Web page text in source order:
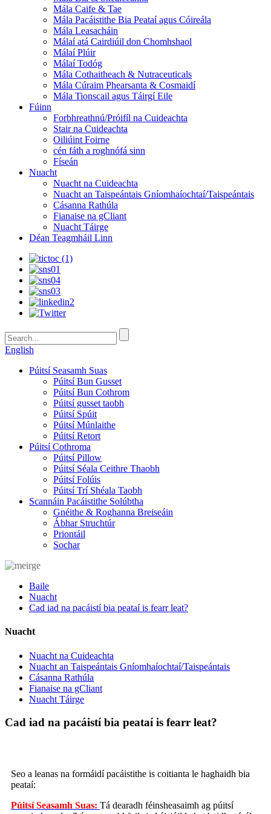
Mála Caife & Tae
Mála Pacáistithe Bia Peataí agus Cóireála
Mála Leasacháin
Málaí atá Cairdiúil don Chomhshaol
Málaí Plúir
Málaí Todóg
Mála Cothaitheach & Nutraceuticals
Mála Cúraim Phearsanta & Cosmaidí
Mála Tionscail agus Táirgí Eile
Fúinn
Forbhreathnú/Próifíl na Cuideachta
Stair na Cuideachta
Oiliúint Foirne
cén fáth a roghnófá sinn
Físeán
Nuacht
Nuacht na Cuideachta
Nuacht an Taispeántais Gníomhaíochtaí/Taispeántais
Cásanna Rathúla
Fianaise na gCliant
Nuacht Táirge
Déan Teagmháil Linn
English
Púitsí Seasamh Suas
Púitsí Bun Gusset
Púitsí Bun Cothrom
Púitsí gusset taobh
Púitsí Spúit
Púitsí Múnlaithe
Púitsí Retort
Púitsí Cothroma
Púitsí Pillow
Púitsí Séala Ceithre Thaobh
Púitsí Folúis
Púitsí Trí Shéala Taobh
Scannáin Pacáistithe Solúbtha
Gnéithe & Roghanna Breiseáin
Ábhar Struchtúr
Priontáil
Sochar
Baile
Nuacht
Cad iad na pacáistí bia peataí is fearr leat?
Nuacht
Nuacht na Cuideachta
Nuacht an Taispeántais Gníomhaíochtaí/Taispeántais
Cásanna Rathúla
Fianaise na gCliant
Nuacht Táirge
Cad iad na pacáistí bia peataí is fearr leat?
Seo a leanas na formáidí pacáistithe is coitianta le haghaidh bia
peataí:
Púitsí Seasamh Suas: Tá dearadh féinsheasaimh ag púitsí